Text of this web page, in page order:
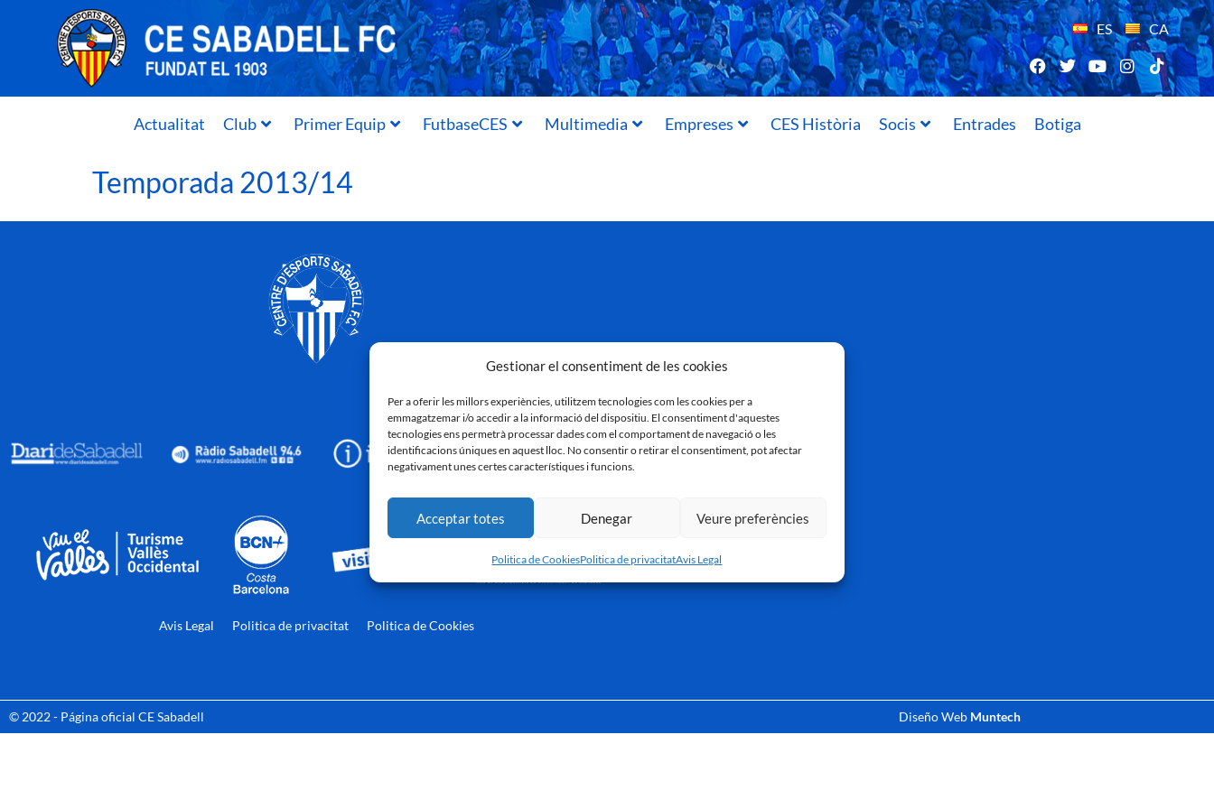
Gestionar el consentiment de les cookies
Per a oferir les millors experiències, utilitzem tecnologies com les cookies per a
emmagatzemar i/o accedir a la informació del dispositiu. El consentiment d'aquestes
tecnologies ens permetrà processar dades com el comportament de navegació o les
identificacions úniques en aquest lloc. No consentir o retirar el consentiment, pot afectar
negativament unes certes característiques i funcions.
Acceptar totes Denegar Veure preferències
Politica de CookiesPolitica de privacitatAvis Legal
ES CA
Actualitat Club Primer Equip FutbaseCES Multimedia Empreses CES Història Socis Entrades Botiga
Temporada 2013/14
Avis Legal Politica de privacitat Politica de Cookies
© 2022 - Página oficial CE Sabadell Diseño Web Muntech